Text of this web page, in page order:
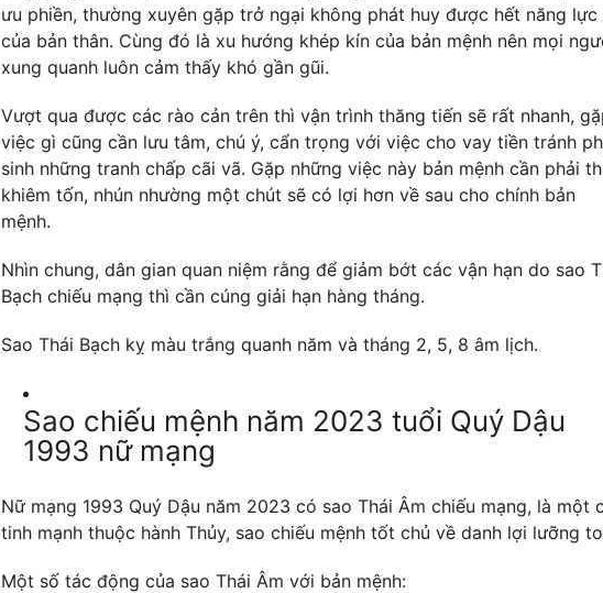
ưu phiền, thường xuyên gặp trở ngại không phát huy được hết năng lực
của bản thân. Cùng đó là xu hướng khép kín của bản mệnh nên mọi
xung quanh luôn cảm thấy khó gần gũi.
Vượt qua được các rào cản trên thì vận trình thăng tiến sẽ rất nhanh,
việc gì cũng cần lưu tâm, chú ý, cẩn trọng với việc cho vay tiền tránh
sinh những tranh chấp cãi vã. Gặp những việc này bản mệnh cần phải
khiêm tốn, nhún nhường một chút sẽ có lợi hơn về sau cho chính bản
mệnh.
Nhìn chung, dân gian quan niệm rằng để giảm bớt các vận hạn do sao
Bạch chiếu mạng thì cần cúng giải hạn hàng tháng.
Sao Thái Bạch kỵ màu trắng quanh năm và tháng 2, 5, 8 âm lịch.
Sao chiếu mệnh năm 2023 tuổi Quý Dậu
1993 nữ mạng
Nữ mạng 1993 Quý Dậu năm 2023 có sao Thái Âm chiếu mạng, là một
tinh mạnh thuộc hành Thủy, sao chiếu mệnh tốt chủ về danh lợi lưỡng
Một số tác động của sao Thái Âm với bản mệnh: